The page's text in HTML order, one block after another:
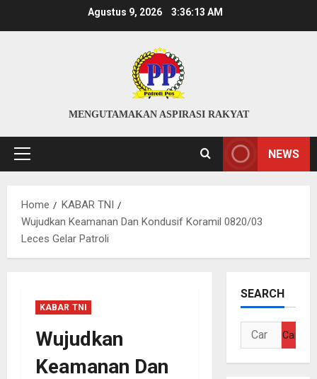
Agustus 9, 2026 3:36:14 AM
MENGUTAMAKAN ASPIRASI RAKYAT
Primary
NEWS
Home
KABAR TNI
Wujudkan Keamanan Dan Kondusif Koramil 0820/03
Leces Gelar Patroli
KABAR TNI
Wujudkan
Keamanan Dan
SEARCH
Cari
untuk: